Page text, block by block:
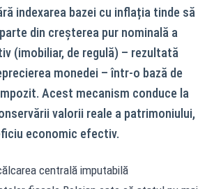
indexarea bazei cu inflația tinde să
din creșterea pur nominală a
(imobiliar, de regulă) – rezultată
monedei – într-o bază de
Acest mecanism conduce la
valorii reale a patrimoniului,
economic efectiv.
centrală imputabilă